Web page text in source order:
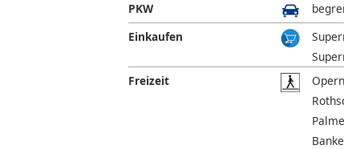
PKW
Einkaufen
Freizeit